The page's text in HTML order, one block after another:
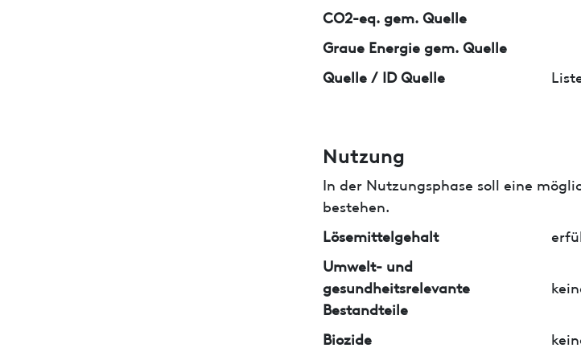
CO2-eq. gem. Quelle
Graue Energie gem. Quelle
Quelle / ID Quelle
Nutzung
In der Nutzungsphase soll eine
bestehen.
Lösemittelgehalt
Umwelt- und
gesundheitsrelevante
Bestandteile
Biozide